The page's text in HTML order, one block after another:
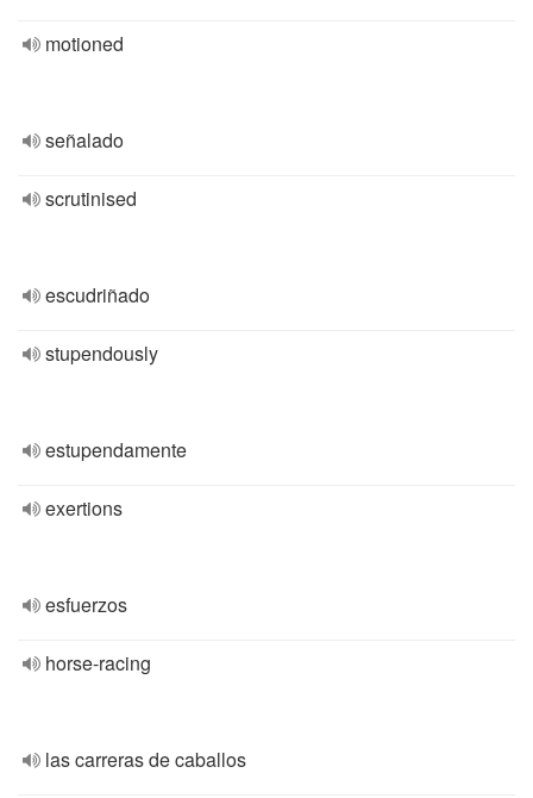
motioned
señalado
scrutinised
escudriñado
stupendously
estupendamente
exertions
esfuerzos
horse-racing
las carreras de caballos